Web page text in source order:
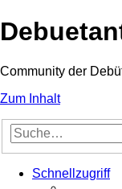
Community der
Zum Inhalt
Schnellzugriff